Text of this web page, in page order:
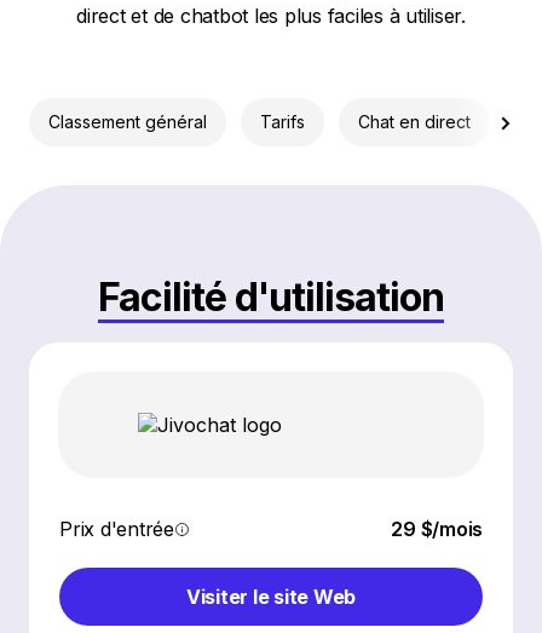
direct et de chatbot les plus faciles à utiliser.
Classement général Tarifs Chat en direct
Facilité d'utilisation
Prix d'entrée 29 $/mois
Visiter le site Web